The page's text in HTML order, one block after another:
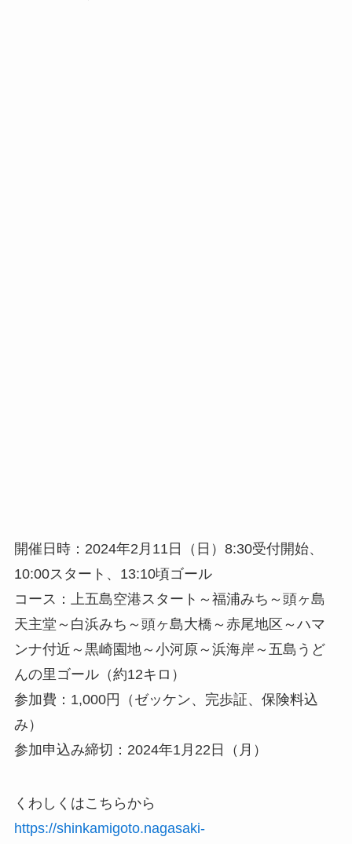
開催日時：2024年2月11日（日）8:30受付開始、
10:00スタート、13:10頃ゴール
コース：上五島空港スタート～福浦みち～頭ヶ島
天主堂～白浜みち～頭ヶ島大橋～赤尾地区～ハマ
ンナ付近～黒崎園地～小河原～浜海岸～五島うど
んの里ゴール（約12キロ）
参加費：1,000円（ゼッケン、完歩証、保険料込
み）
参加申込み締切：2024年1月22日（月）
くわしくはこちらから
https://shinkamigoto.nagasaki-